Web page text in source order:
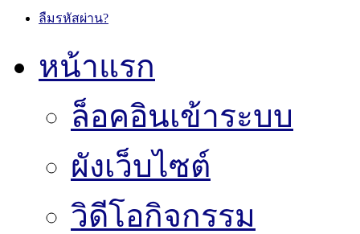
ลืมรหัสผ่าน?
หน้าแรก
ล็อคอินเข้าระบบ
ผังเว็บไซต์
วิดีโอกิจกรรม